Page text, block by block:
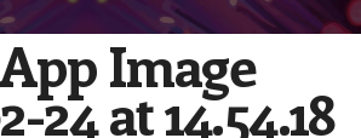
Image
24 at 14.54.18